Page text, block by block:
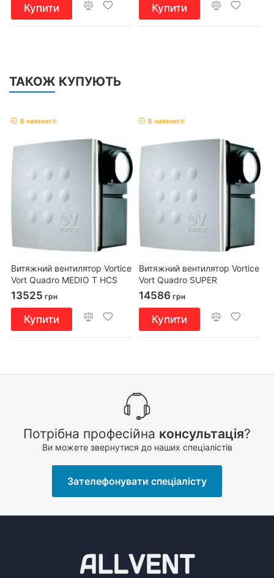
Купити Купити
ТАКОЖ КУПУЮТЬ
В наявності
Витяжний вентилятор Vortice
Vort Quadro MEDIO T HCS
13525 грн
Купити
В наявності
Витяжний вентилятор Vortice
Vort Quadro SUPER
14586 грн
Купити
Потрібна професійна консультація?
Ви можете звернутися до наших спеціалістів
Зателефонувати спеціалісту